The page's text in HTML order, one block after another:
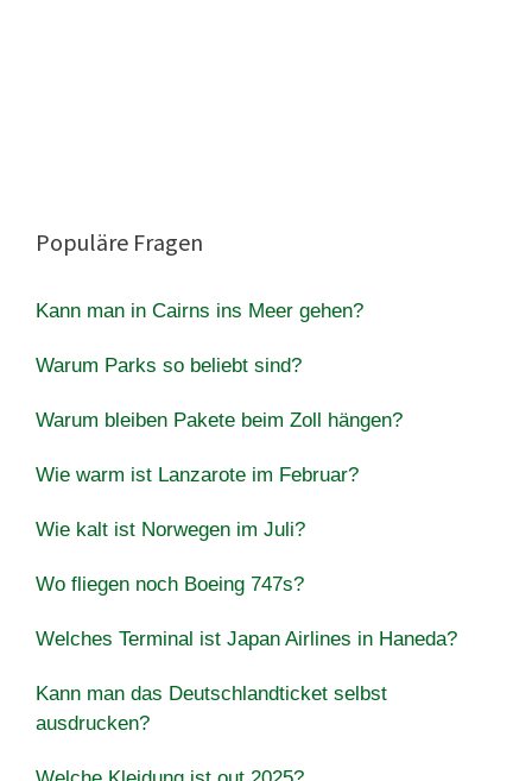
Populäre Fragen
Kann man in Cairns ins Meer gehen?
Warum Parks so beliebt sind?
Warum bleiben Pakete beim Zoll hängen?
Wie warm ist Lanzarote im Februar?
Wie kalt ist Norwegen im Juli?
Wo fliegen noch Boeing 747s?
Welches Terminal ist Japan Airlines in Haneda?
Kann man das Deutschlandticket selbst
ausdrucken?